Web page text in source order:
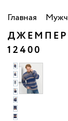
Главная
ДЖЕМПЕР
12400